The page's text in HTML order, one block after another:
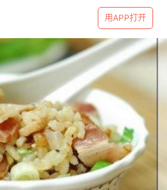
用APP打开